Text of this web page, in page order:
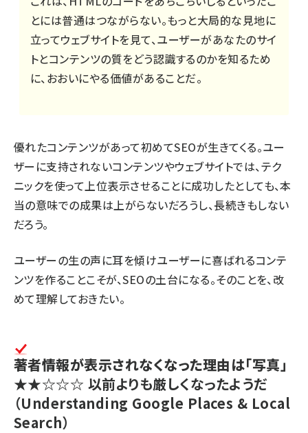
とには普通はつながらない。もっと大局的な見地に
立ってウェブサイトを見て、ユーザーがあなたのサイ
トとコンテンツの質をどう認識するのかを知るため
に、おおいにやる価値があることだ。
優れたコンテンツがあって初めてSEOが生きてくる。ユー
ザーに支持されないコンテンツやウェブサイトでは、テク
ニックを使って上位表示させることに成功したとしても、本
当の意味での成果は上がらないだろうし、長続きもしない
だろう。
ユーザーの生の声に耳を傾けユーザーに喜ばれるコンテ
ンツを作ることこそが、SEOの土台になる。そのことを、改
めて理解しておきたい。
著者情報が表示されなくなった理由は「写真」
★★☆☆☆ 以前よりも厳しくなったようだ
（Understanding Google Places & Local
Search）